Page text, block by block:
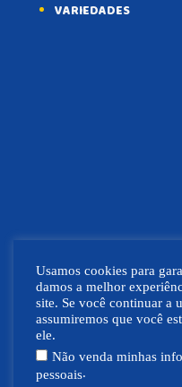
VARIEDADES
FOCO NEWS
SIGA
Usamos cookies para
damos a melhor
site. Se você continuar a
assumiremos que você
ele.
Não venda minhas
pessoais.